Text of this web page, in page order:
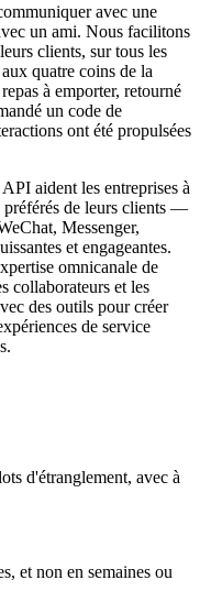
avec une
un ami. Nous facilitons
clients, sur tous les
quatre coins de la
à emporter, retourné
un code de
ont été propulsées
aident les entreprises à
préférés de leurs clients —
Messenger,
et engageantes.
omnicanale de
collaborateurs et les
des outils pour créer
de service
d'étranglement, avec à
et non en semaines ou